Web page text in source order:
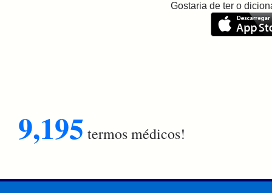
Gostaria de ter o
9,195 termos médicos!